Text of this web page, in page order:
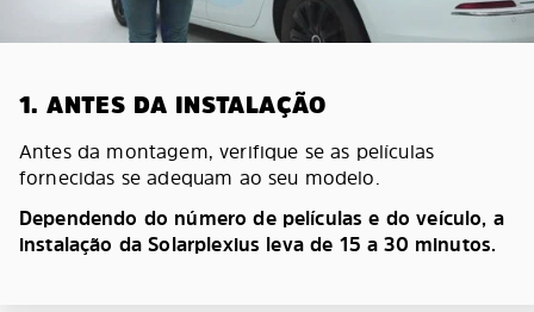
1. ANTES DA INSTALAÇÃO
Antes da montagem, verifique se as películas
fornecidas se adequam ao seu modelo.
Dependendo do número de películas e do veículo, a
instalação da Solarplexius leva de 15 a 30 minutos.